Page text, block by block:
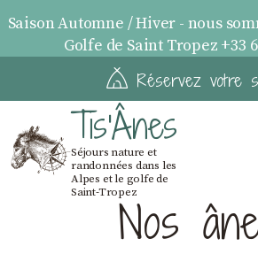
Saison Automne / Hiver - nous
Golfe de Saint Tropez +33 6
Réservez votre
Tis'Ânes
Séjours nature et
randonnées dans les
Alpes et le golfe de
Saint-TropezNos